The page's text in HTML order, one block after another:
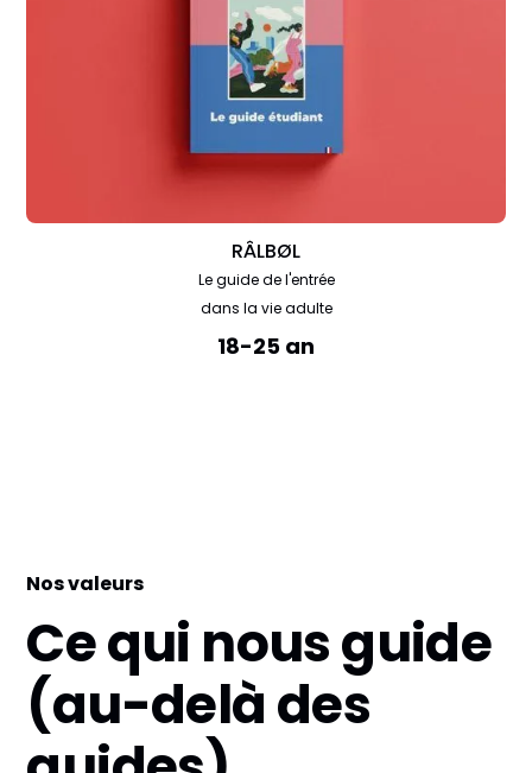
RÂLBØL
Le guide de l'entrée
dans la vie adulte
18-25 an
Nos valeurs
Ce qui nous guide
(au-delà des